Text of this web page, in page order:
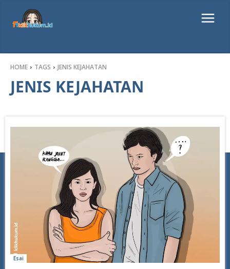
HOME TAGS JENIS KEJAHATAN
JENIS KEJAHATAN
Esai